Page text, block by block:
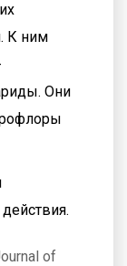
К ним
Они
of